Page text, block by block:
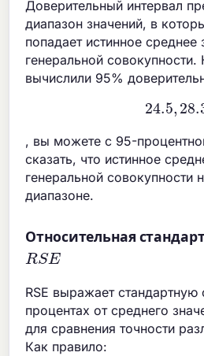
Доверительный интервал
диапазон значений, в
попадает истинное среднее
генеральной
вычислили 95%
24.5
, вы можете с 95-
сказать, что истинное
генеральной совокупности
диапазоне.
Относительная
RSE
RSE выражает
процентах от среднего
для сравнения точности
Как правило: